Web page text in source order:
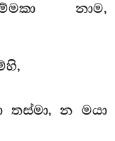
නාම,
න මයා